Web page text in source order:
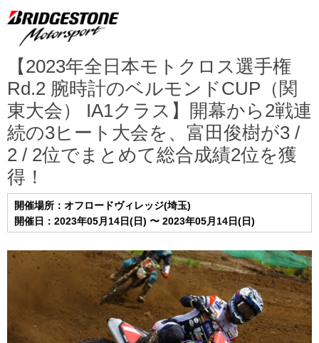
【2023年全日本モトクロス選手権
Rd.2 腕時計のベルモンドCUP（関
東大会） IA1クラス】開幕から2戦連
続の3ヒート大会を、富田俊樹が3 /
2 / 2位でまとめて総合成績2位を獲
得！
開催場所：オフロードヴィレッジ(埼玉)
開催日：2023年05月14日(日) 〜 2023年05月14日(日)